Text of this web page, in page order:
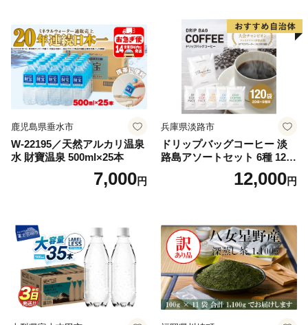
鹿児島県垂水市
W-22195／天然アルカリ温泉
水 財寶温泉 500ml×25本
7,000円
兵庫県淡路市
ドリップバッグコーヒー 淡
路島アソートセット 6種 120
袋 飲み比べ コーヒー
12,000円